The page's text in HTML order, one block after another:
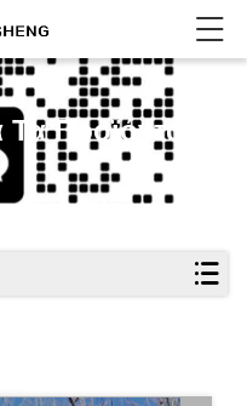
Τα Προϊόντα